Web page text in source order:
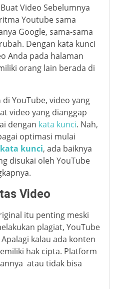
Video Sebelumnya
Youtube sama
Google, sama-sama
Dengan kata kunci
Anda pada halaman
orang lain berada di
YouTube, video yang
video yang dianggap
dengan kata kunci. Nah,
optimasi mulai
kunci, ada baiknya
disukai oleh YouTube
Video
itu penting meski
plagiat, YouTube
kalau ada konten
hak cipta. Platform
atau tidak bisa